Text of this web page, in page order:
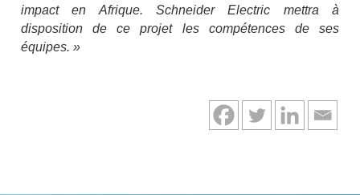
impact en Afrique. Schneider Electric mettra à
disposition de ce projet les compétences de ses
équipes. »